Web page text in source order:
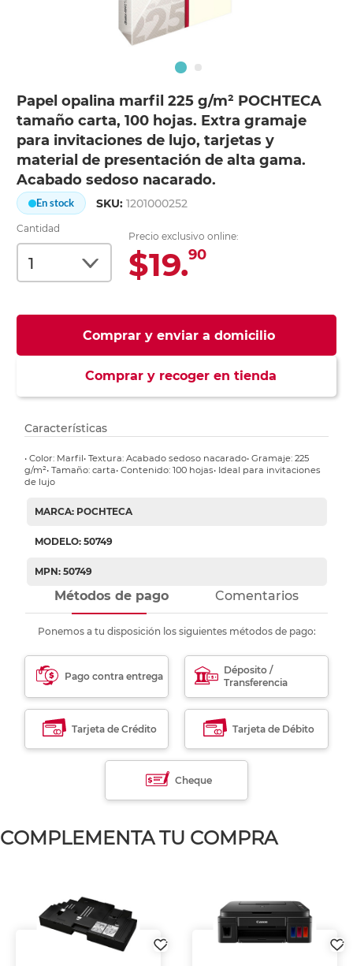
Papel opalina marfil 225 g/m² POCHTECA
tamaño carta, 100 hojas. Extra gramaje
para invitaciones de lujo, tarjetas y
material de presentación de alta gama.
Acabado sedoso nacarado.
En stock SKU:1201000252
Cantidad
Precio exclusivo online:
$19.90
Comprar y enviar a domicilio
Comprar y recoger en tienda
Características
• Color: Marfil• Textura: Acabado sedoso nacarado• Gramaje: 225
g/m²• Tamaño: carta• Contenido: 100 hojas• Ideal para invitaciones
de lujo
MARCA: POCHTECA
MODELO: 50749
MPN: 50749
Métodos de pago Comentarios
Ponemos a tu disposición los siguientes métodos de pago:
Pago contra entrega
Déposito /
Transferencia
Tarjeta de Crédito Tarjeta de Débito
Cheque
COMPLEMENTA TU COMPRA